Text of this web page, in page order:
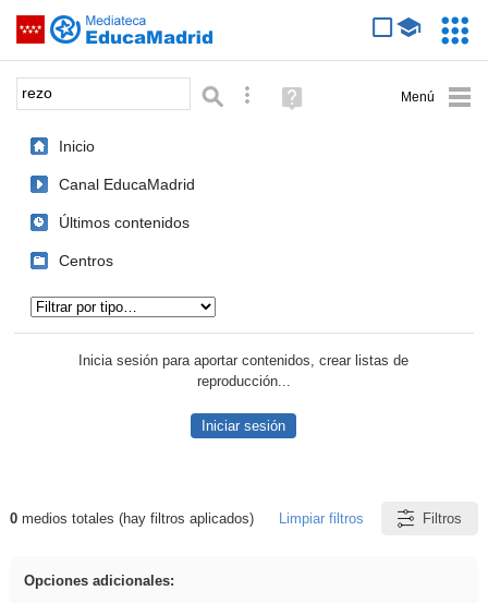
Saltar navegación
Palabra o frase: Búsqueda avanzada
Ayuda
(en
Inicio
Canal EducaMadrid
Últimos contenidos
Centros
Inicia sesión para aportar contenidos, crear listas de
reproducción...
Iniciar sesión
Resultados de: rezo
0medios totales (hay filtros aplicados) Limpiar filtros Filtros
Opciones adicionales: